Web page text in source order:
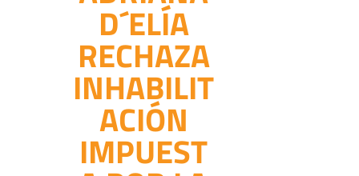
D´ELÍA
RECHAZA
INHABILIT
ACIÓN
IMPUEST